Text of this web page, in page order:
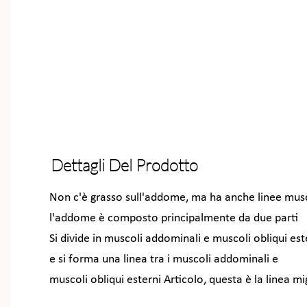
Dettagli Del Prodotto
Non c'è grasso sull'addome, ma ha anche linee
l'addome è composto principalmente da due parti
Si divide in muscoli addominali e muscoli obliqui
e si forma una linea tra i muscoli addominali e
muscoli obliqui esterni Articolo, questa è la linea